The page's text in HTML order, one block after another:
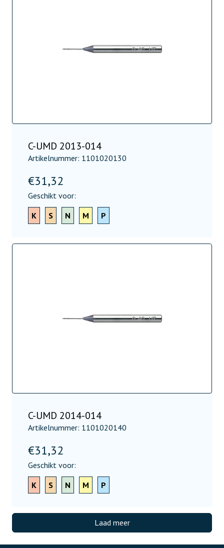
C-UMD 2013-014
Artikelnummer: 1101020130
€31,32
Geschikt voor:
K
S N M P
C-UMD 2014-014
Artikelnummer: 1101020140
€31,32
Geschikt voor:
K
S N M P
Laad meer